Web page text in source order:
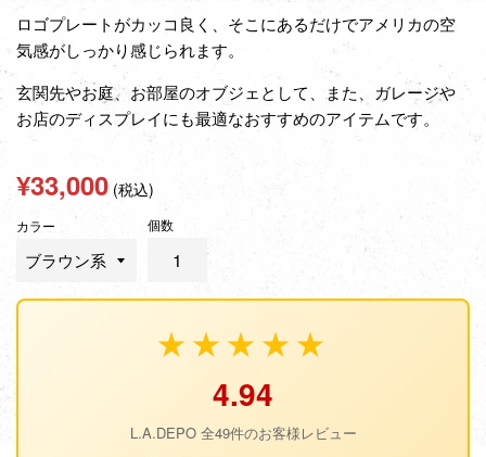
ロゴプレートがカッコ良く、そこにあるだけでアメリカの空
気感がしっかり感じられます。
玄関先やお庭、お部屋のオブジェとして、また、ガレージや
お店のディスプレイにも最適なおすすめのアイテムです。
通
常
価
格
¥33,000 (税込)
カラー 個数
★★★★★
4.94
L.A.DEPO 全49件のお客様レビュー